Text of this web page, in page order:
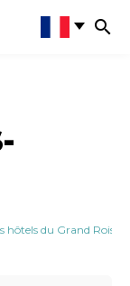
du Grand Roissy